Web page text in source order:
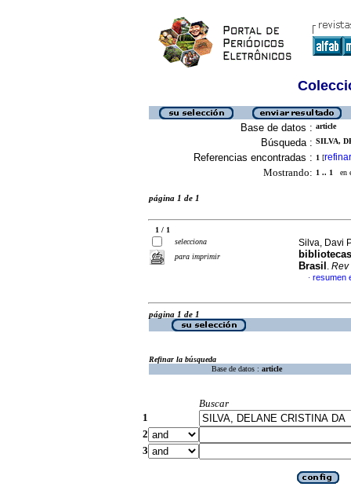
Base de datos : article
Búsqueda : SILVA,
Referencias encontradas : 1 [refinar
Mostrando: 1 .. 1 en
página 1 de 1
1 / 1
selecciona
para imprimir
Silva, Davi
Brasil . Rev
· resumen
página 1 de 1
Refinar la búsqueda
Base de datos : article
Buscar
1
2
3